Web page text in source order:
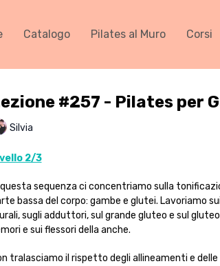
Catalogo Pilates al Muro Corsi
#257 - Pilates per
Silvia
2/3
questa sequenza ci concentriamo sulla
bassa del corpo: gambe e glutei. Lavoriamo
sugli adduttori, sul grande gluteo e sul
e sui flessori della anche.
tralasciamo il rispetto degli allineamenti e